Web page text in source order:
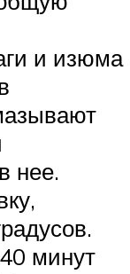
и изюма
нее.
минут